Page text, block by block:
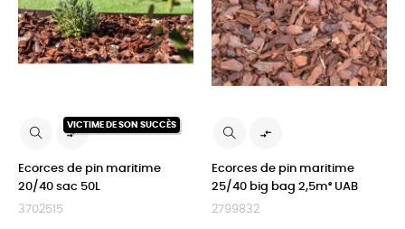
VICTIME DE SON SUCCÈS

Ecorces de pin maritime
20/40 sac 50L
3702515

Ecorces de pin maritime
25/40 big bag 2,5m³ UAB
2799832